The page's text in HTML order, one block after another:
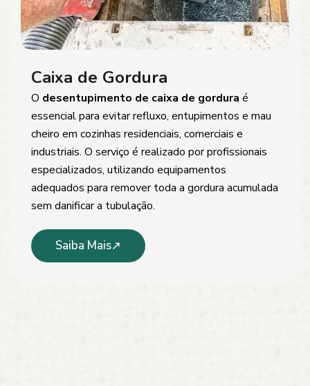
Caixa de Gordura
O desentupimento de caixa de gordura é
essencial para evitar refluxo, entupimentos e mau
cheiro em cozinhas residenciais, comerciais e
industriais. O serviço é realizado por profissionais
especializados, utilizando equipamentos
adequados para remover toda a gordura acumulada
sem danificar a tubulação.
Saiba Mais